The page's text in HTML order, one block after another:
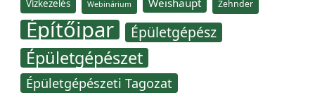
Vízkezelés Webinárium Zehnder
Építőipar Épületgépész
Épületgépészet
Épületgépészeti Tagozat